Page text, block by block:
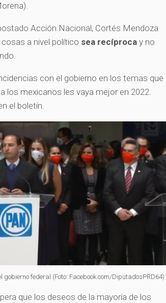
Acción Nacional, Cortés Mendoza
a nivel político sea recíproca y no
con el gobierno en los temas que
los mexicanos les vaya mejor en 2022.
el boletín.
federal (Foto: Facebook.com/DiputadosPRD64)
que los deseos de la mayoría de los